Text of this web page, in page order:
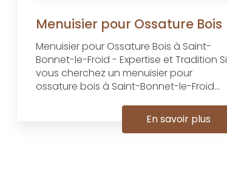
Menuisier pour Ossature Bois
Menuisier pour Ossature Bois à Saint-
Bonnet-le-Froid - Expertise et Tradition Si
vous cherchez un menuisier pour
ossature bois à Saint-Bonnet-le-Froid...
En savoir plus